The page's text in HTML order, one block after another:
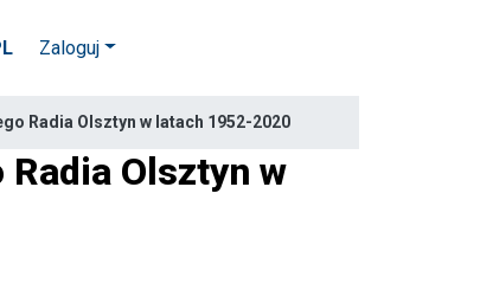
Zaloguj
Radia Olsztyn w latach 1952-2020
Olsztyn w